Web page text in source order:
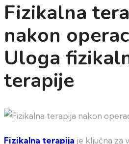
Fizikalna
nakon
Uloga
terapije
Fizikalna terapija je ključna za